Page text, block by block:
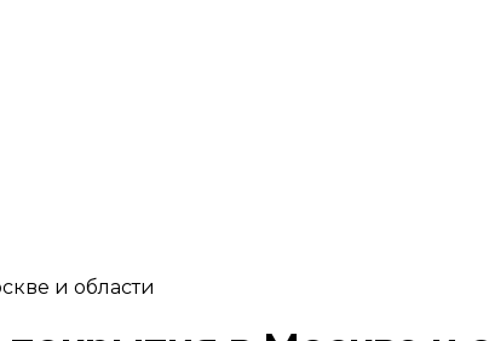
и области